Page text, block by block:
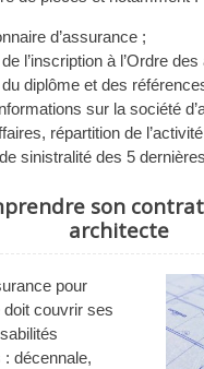
d’assurance ;
l’inscription à l’Ordre
diplôme et des
sur la société
répartition de
sinistralité des 5
son contrat
architecte
pour
couvrir ses
décennale,